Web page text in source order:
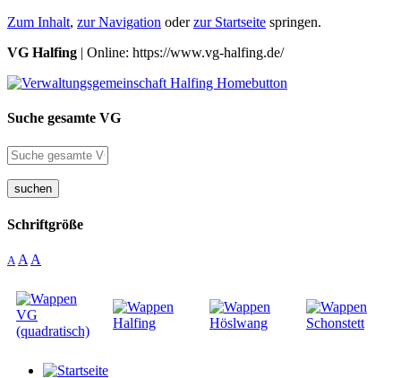
Zum Inhalt, zur Navigation oderzur Startseite springen.
VG Halfing | Online: https://www.vg-halfing.de/
Suche gesamte VG
suchen
Schriftgröße
A A A